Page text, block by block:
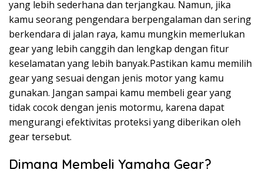
yang lebih sederhana dan terjangkau. Namun, jika
kamu seorang pengendara berpengalaman dan sering
berkendara di jalan raya, kamu mungkin memerlukan
gear yang lebih canggih dan lengkap dengan fitur
keselamatan yang lebih banyak.Pastikan kamu memilih
gear yang sesuai dengan jenis motor yang kamu
gunakan. Jangan sampai kamu membeli gear yang
tidak cocok dengan jenis motormu, karena dapat
mengurangi efektivitas proteksi yang diberikan oleh
gear tersebut.
Dimana Membeli Yamaha Gear?